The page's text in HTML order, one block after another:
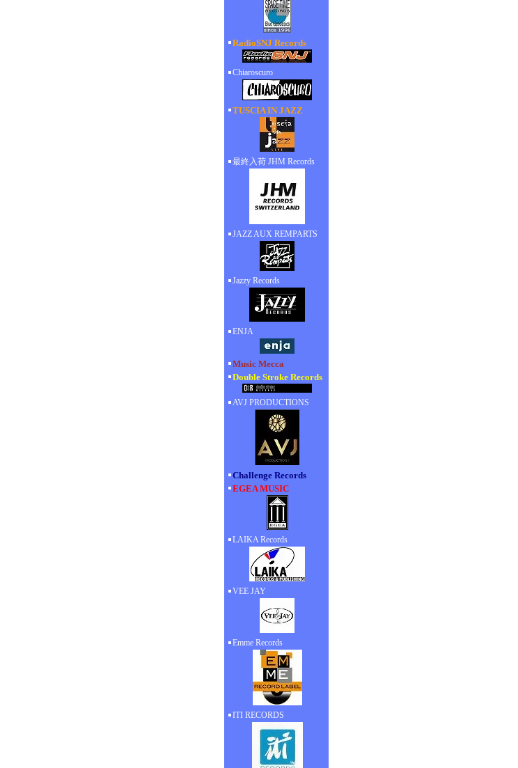
RadioSNJ Records
Chiaroscuro
TUSCIA IN JAZZ
最終入荷 JHM Records
JAZZ AUX REMPARTS
Jazzy Records
ENJA
Music Mecca
Double Stroke Records
AVJ PRODUCTIONS
Challenge Records
EGEA MUSIC
LAIKA Records
VEE JAY
Emme Records
ITI RECORDS